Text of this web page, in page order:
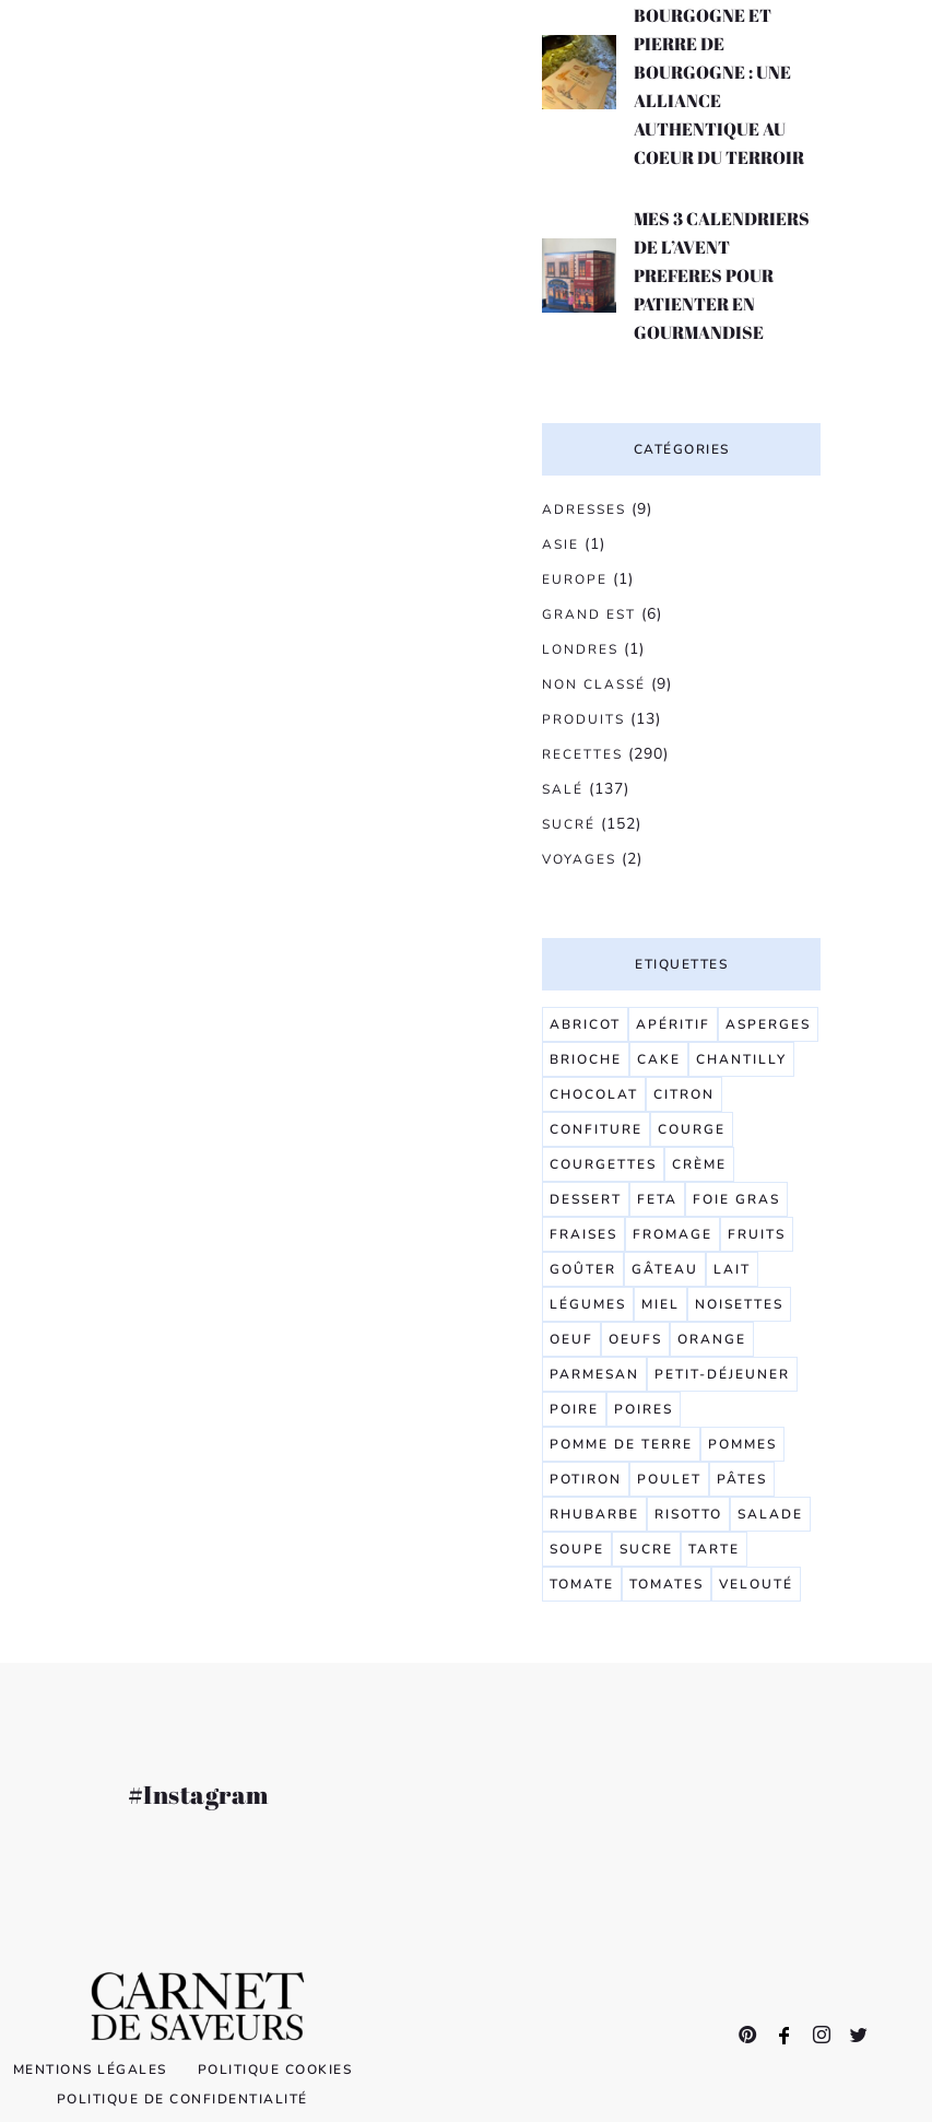
BOURGOGNE ET
PIERRE DE
BOURGOGNE : UNE
ALLIANCE
AUTHENTIQUE AU
COEUR DU TERROIR
MES 3 CALENDRIERS
DE L’AVENT
PREFERES POUR
PATIENTER EN
GOURMANDISE
CATÉGORIES
ADRESSES (9)
ASIE (1)
EUROPE (1)
GRAND EST (6)
LONDRES (1)
NON CLASSÉ (9)
PRODUITS (13)
RECETTES (290)
SALÉ (137)
SUCRÉ (152)
VOYAGES (2)
ETIQUETTES
ABRICOT APÉRITIF
ASPERGES
BRIOCHE
CAKE
CHANTILLY
CHOCOLAT
CITRON
CONFITURE
COURGE
COURGETTES
CRÈME
DESSERT
FETA
FOIE GRAS
FRAISES
FROMAGE
FRUITS
GOÛTER
GÂTEAU
LAIT
LÉGUMES
MIEL
NOISETTES
OEUF
OEUFS
ORANGE
PARMESAN
PETIT-DÉJEUNER
POIRE
POIRES
POMME DE TERRE
POMMES
POTIRON
POULET
PÂTES
RHUBARBE
RISOTTO
SALADE
SOUPE
SUCRE
TARTE
TOMATE
TOMATES VELOUTÉ
#Instagram
MENTIONS LÉGALES
POLITIQUE COOKIES
POLITIQUE DE CONFIDENTIALITÉ